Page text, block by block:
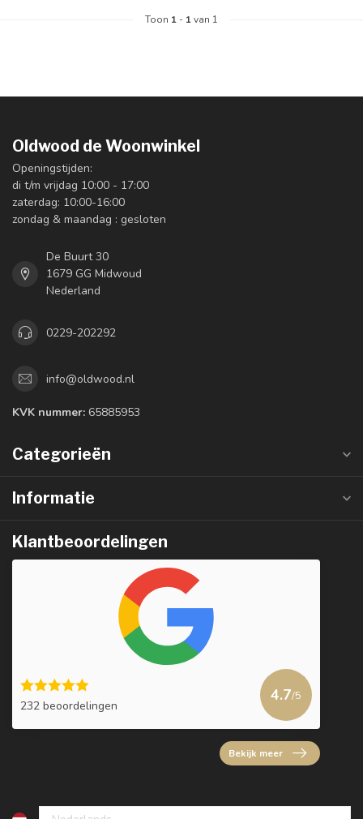
Toon 1 - 1van 1
Oldwood de Woonwinkel
Openingstijden:
di t/m vrijdag 10:00 - 17:00
zaterdag: 10:00-16:00
zondag & maandag : gesloten
De Buurt 30
1679 GG Midwoud
Nederland
0229-202292
info@oldwood.nl
KVK nummer: 65885953
Categorieën
Informatie
Klantbeoordelingen
232 beoordelingen
4.7/5
Bekijk meer